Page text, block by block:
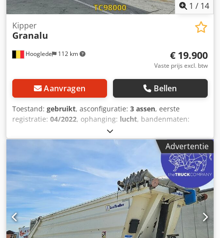
1 / 14
Hooglede 112 km
Kipper
Granalu
€ 19.900
Vaste prijs excl. btw
Aanvragen Bellen
Toestand: gebruikt, asconfiguratie: 3 assen, eerste
registratie: 04/2022, ophanging: lucht, bandenmaten:
, Bouwjaar:
Bandenmaat: 385/65 R22.5 Remmen: schijfremmen Vering:
luchtvering Achteras 1: lichtmetalen velgen; hefbare as;
bandenprofiel links: 15 mm; bandenprofiel rechts: 15 mm
Achteras 2: lichtmetalen velgen; bandenprofiel links: 15
mm; bandenprofiel rechts: 15 mm Achteras 3: lichtmetalen
velgen; gestuurd; bandenprofiel links: 15 mm;
bandenprofiel rechts: 15 mm Gewichten Ledig gewicht:
9.890 kg Nuttig laadvermogen: 29.110 kg Cedpfx Afjzra H
Se Rorf Maximaal toegestaan gewicht: 39.000 kg Staat
Schade: geen
Advertentie